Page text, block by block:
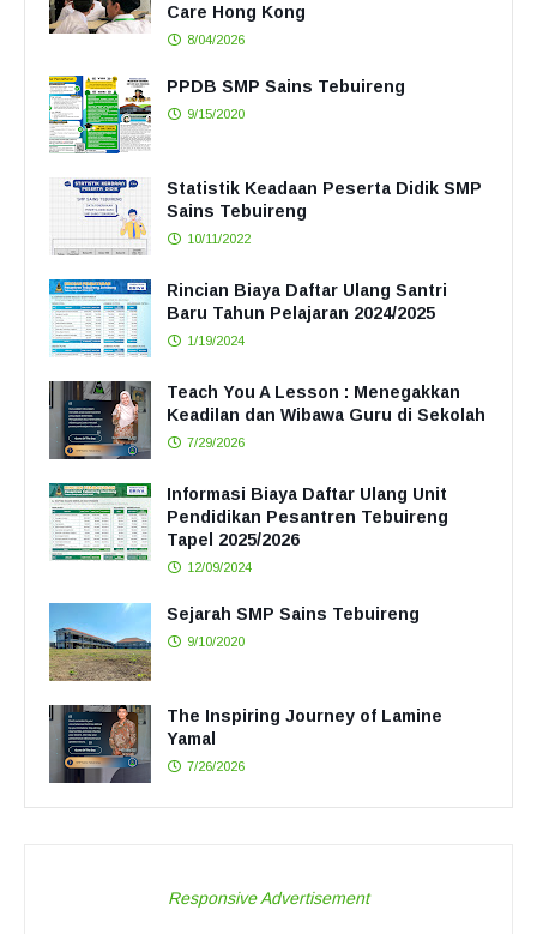
Care Hong Kong
8/04/2026
PPDB SMP Sains Tebuireng
9/15/2020
Statistik Keadaan Peserta Didik SMP
Sains Tebuireng
10/11/2022
Rincian Biaya Daftar Ulang Santri
Baru Tahun Pelajaran 2024/2025
1/19/2024
Teach You A Lesson : Menegakkan
Keadilan dan Wibawa Guru di Sekolah
7/29/2026
Informasi Biaya Daftar Ulang Unit
Pendidikan Pesantren Tebuireng
Tapel 2025/2026
12/09/2024
Sejarah SMP Sains Tebuireng
9/10/2020
The Inspiring Journey of Lamine
Yamal
7/26/2026
Responsive Advertisement